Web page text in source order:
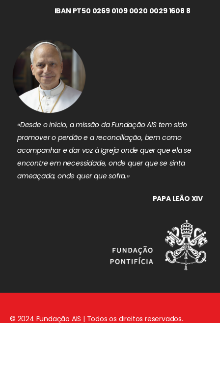
IBAN PT50 0269 0109 0020 0029 1608 8
«Desde o início, a missão da Fundação AIS tem sido
promover o perdão e a reconciliação, bem como
acompanhar e dar voz à Igreja onde quer que ela se
encontre em necessidade, onde quer que se sinta
ameaçada, onde quer que sofra.»
PAPA LEÃO XIV
© 2024 Fundação AIS | Todos os direitos reservados.